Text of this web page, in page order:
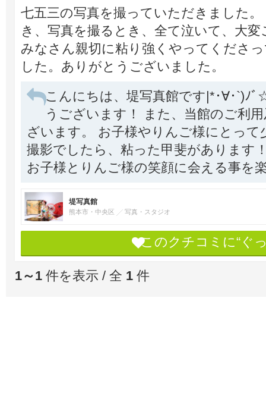
七五三の写真を撮っていただきました
き、写真を撮るとき、全て泣いて、大
みなさん親切に粘り強くやってくださ
した。ありがとうございました。
こんにちは、堤写真館です|*･∀･`)ﾉ
うございます！ また、当館のご利
ざいます。 お子様やりんご様にとっ
撮影でしたら、粘った甲斐があります
お子様とりんご様の笑顔に会える事を
堤写真館
熊本市・中央区 写真・スタジオ
このクチコミに“ぐ
1～1 件を表示 / 全 1 件